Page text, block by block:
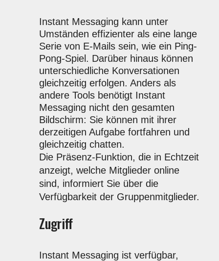
Instant Messaging kann unter
Umständen effizienter als eine lange
Serie von E-Mails sein, wie ein Ping-
Pong-Spiel. Darüber hinaus können
unterschiedliche Konversationen
gleichzeitig erfolgen. Anders als
andere Tools benötigt Instant
Messaging nicht den gesamten
Bildschirm: Sie können mit ihrer
derzeitigen Aufgabe fortfahren und
gleichzeitig chatten.
Die Präsenz-Funktion, die in Echtzeit
anzeigt, welche Mitglieder online
sind, informiert Sie über die
Verfügbarkeit der Gruppenmitglieder.
Zugriff
Instant Messaging ist verfügbar,